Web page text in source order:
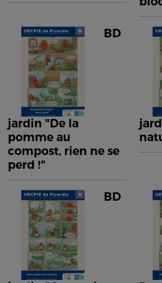
BD
jardin "De la
pomme au
compost, rien ne se
perd !"
BD